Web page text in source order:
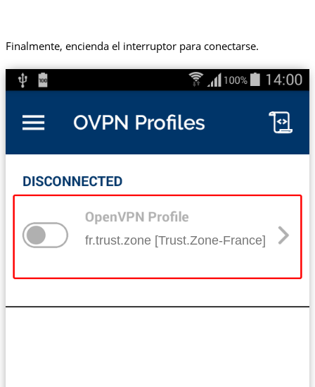
Finalmente, encienda el interruptor para conectarse.
fr.trust.zone [Trust.Zone-France]